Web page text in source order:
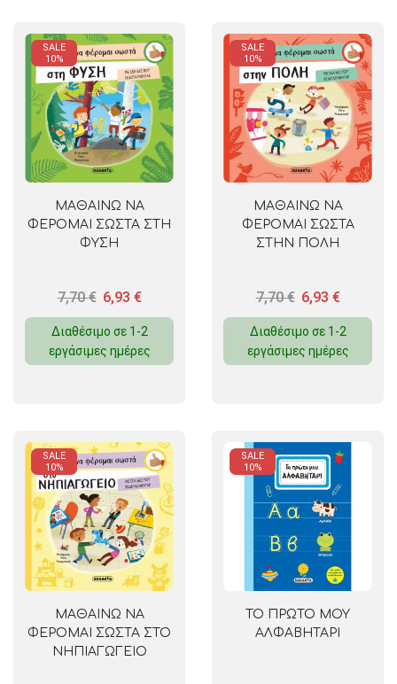
SALE
10%
ΜΑΘΑΙΝΩ ΝΑ
ΦΕΡΟΜΑΙ ΣΩΣΤΑ ΣΤΗ
ΦΥΣΗ
7,70€ 6,93 €
Διαθέσιμο σε 1-2
εργάσιμες ημέρες
SALE
10%
ΜΑΘΑΙΝΩ ΝΑ
ΦΕΡΟΜΑΙ ΣΩΣΤΑ
ΣΤΗΝ ΠΟΛΗ
7,70€ 6,93 €
Διαθέσιμο σε 1-2
εργάσιμες ημέρες
SALE
10%
ΜΑΘΑΙΝΩ ΝΑ
ΦΕΡΟΜΑΙ ΣΩΣΤΑ ΣΤΟ
ΝΗΠΙΑΓΩΓΕΙΟ
SALE
10%
ΤΟ ΠΡΩΤΟ ΜΟΥ
ΑΛΦΑΒΗΤΑΡΙ